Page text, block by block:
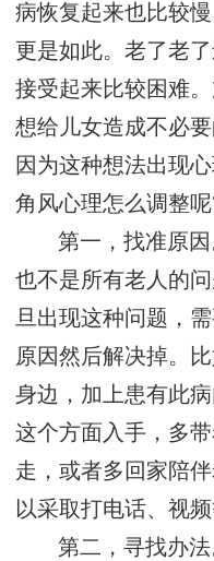
病恢复起来也比较
更是如此。老了老
接受起来比较困难
想给儿女造成不必
因为这种想法出现
角风心理怎么调整呢
第一，找准原
也不是所有老人的
旦出现这种问题，
原因然后解决掉。
身边，加上患有此
这个方面入手，多
走，或者多回家陪
以采取打电话、视
第二，寻找办